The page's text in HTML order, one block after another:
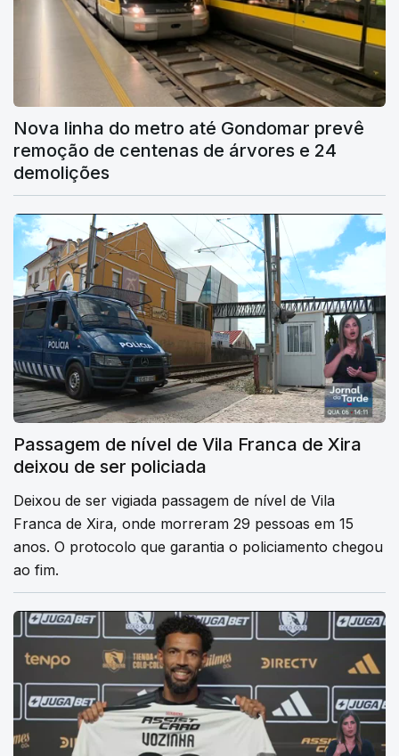
Nova linha do metro até Gondomar prevê
remoção de centenas de árvores e 24
demolições
Passagem de nível de Vila Franca de Xira
deixou de ser policiada
Deixou de ser vigiada passagem de nível de Vila
Franca de Xira, onde morreram 29 pessoas em 15
anos. O protocolo que garantia o policiamento chegou
ao fim.